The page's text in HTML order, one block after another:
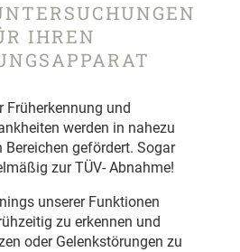
IHREN
Früherkennung und
werden in nahezu
gefördert. Sogar
zur TÜV- Abnahme!
unserer Funktionen
zu erkennen und
oder Gelenkstörungen zu